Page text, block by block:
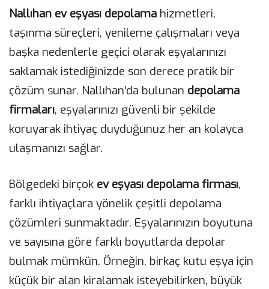
Nallıhan ev eşyası depolama hizmetleri,
taşınma süreçleri, yenileme çalışmaları veya
başka nedenlerle geçici olarak eşyalarınızı
saklamak istediğinizde son derece pratik bir
çözüm sunar. Nallıhan’da bulunan depolama
firmaları, eşyalarınızı güvenli bir şekilde
koruyarak ihtiyaç duyduğunuz her an kolayca
ulaşmanızı sağlar.
Bölgedeki birçok ev eşyası depolama firması,
farklı ihtiyaçlara yönelik çeşitli depolama
çözümleri sunmaktadır. Eşyalarınızın boyutuna
ve sayısına göre farklı boyutlarda depolar
bulmak mümkün. Örneğin, birkaç kutu eşya için
küçük bir alan kiralamak isteyebilirken, büyük